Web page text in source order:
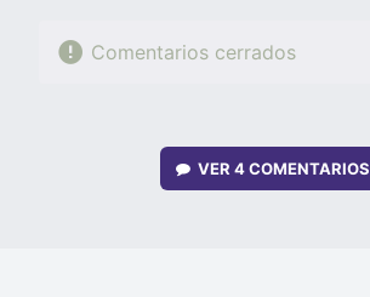
Comentarios cerrados
VER 4 COMENTARIOS